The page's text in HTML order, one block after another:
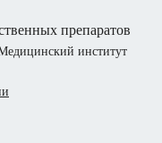
препаратов
институт